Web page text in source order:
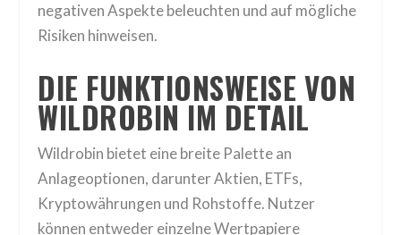
negativen Aspekte beleuchten und auf mögliche
Risiken hinweisen.
DIE FUNKTIONSWEISE VON
WILDROBIN IM DETAIL
Wildrobin bietet eine breite Palette an
Anlageoptionen, darunter Aktien, ETFs,
Kryptowährungen und Rohstoffe. Nutzer
können entweder einzelne Wertpapiere